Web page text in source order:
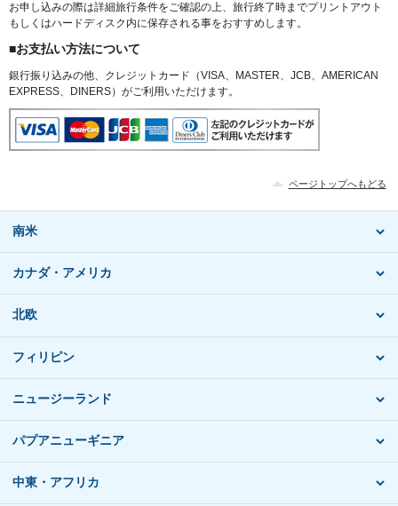
お申し込みの際は詳細旅行条件をご確認の上、旅行終了時までプリントアウト
もしくはハードディスク内に保存される事をおすすめします。
■お支払い方法について
銀行振り込みの他、クレジットカード（VISA、MASTER、JCB、AMERICAN
EXPRESS、DINERS）がご利用いただけます。
ページトップへもどる
南米
カナダ・アメリカ
北欧
フィリピン
ニュージーランド
パプアニューギニア
中東・アフリカ